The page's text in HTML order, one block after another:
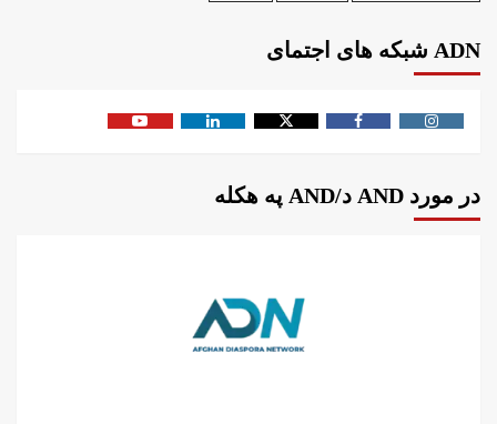
ADN شبکه های اجتمای
در مورد AND د/AND په هکله